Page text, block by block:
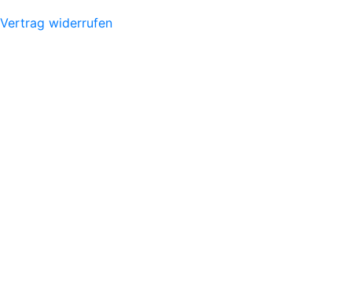
Vertrag widerrufen